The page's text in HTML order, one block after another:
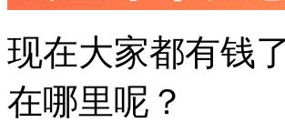
现在大家都有钱
在哪里呢？